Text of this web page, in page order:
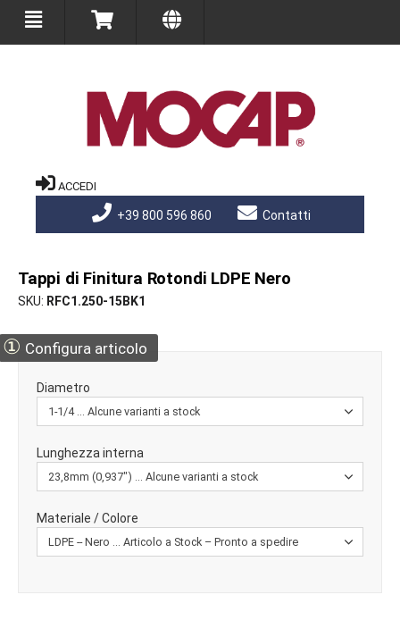
ACCEDI
+39 800 596 860 Contatti
Tappi di Finitura Rotondi LDPE Nero
SKU RFC1.250-15BK1
① Configura articolo
Diametro
Lunghezza interna
Materiale / Colore